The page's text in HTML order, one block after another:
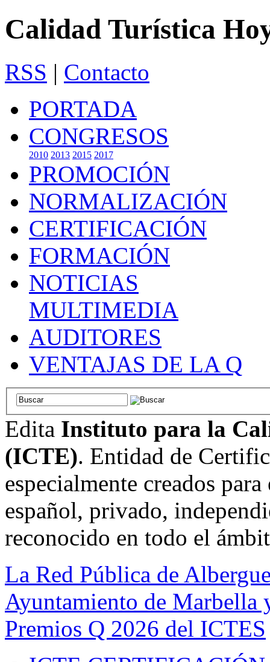
Calidad Turística
RSS | Contacto
PORTADA
CONGRESOS
2010 2013 2015 2017
PROMOCIÓN
NORMALIZACIÓN
CERTIFICACIÓN
FORMACIÓN
NOTICIAS
MULTIMEDIA
AUDITORES
VENTAJAS DE LA Q
Edita Instituto para la
(ICTE). Entidad de
especialmente creados
español, privado,
reconocido en todo el
La Red Pública de
Ayuntamiento de Marbella
Premios Q 2026 del ICTES